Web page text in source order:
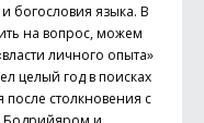
богословия языка. В
на вопрос, можем
личного опыта»
целый год в поисках
столкновения с